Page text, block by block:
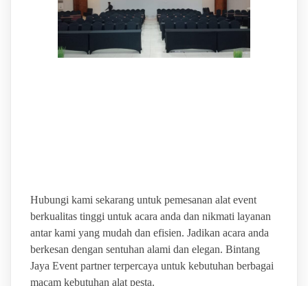
Hubungi kami sekarang untuk pemesanan alat event
berkualitas tinggi untuk acara anda dan nikmati layanan
antar kami yang mudah dan efisien. Jadikan acara anda
berkesan dengan sentuhan alami dan elegan. Bintang
Jaya Event partner terpercaya untuk kebutuhan berbagai
macam kebutuhan alat pesta.